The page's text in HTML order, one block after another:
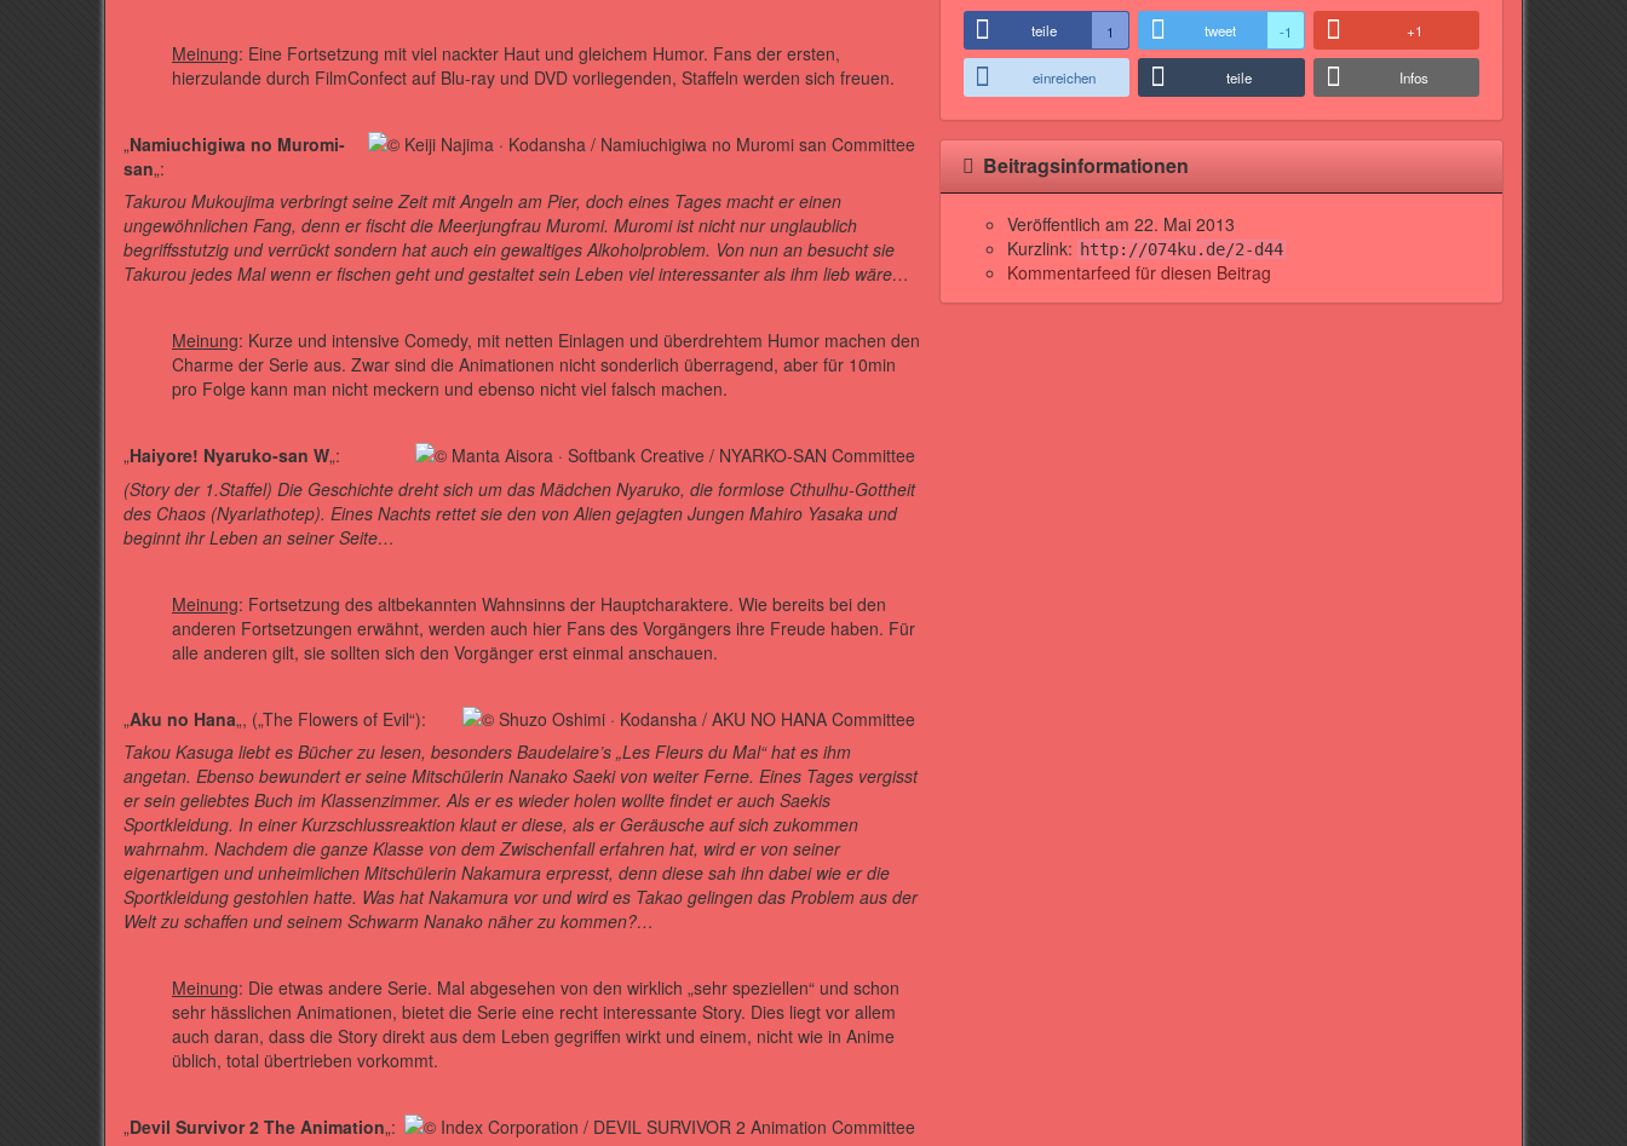
Meinung: Eine Fortsetzung mit viel nackter Haut und gleichem Humor. Fans der ersten,
hierzulande durch FilmConfect auf Blu-ray und DVD vorliegenden, Staffeln werden sich freuen.
„Namiuchigiwa no Muromi-
san„:
Takurou Mukoujima verbringt seine Zeit mit Angeln am Pier, doch eines Tages macht er einen
ungewöhnlichen Fang, denn er fischt die Meerjungfrau Muromi. Muromi ist nicht nur unglaublich
begriffsstutzig und verrückt sondern hat auch ein gewaltiges Alkoholproblem. Von nun an besucht sie
Takurou jedes Mal wenn er fischen geht und gestaltet sein Leben viel interessanter als ihm lieb wäre…
Meinung: Kurze und intensive Comedy, mit netten Einlagen und überdrehtem Humor machen den
Charme der Serie aus. Zwar sind die Animationen nicht sonderlich überragend, aber für 10min
pro Folge kann man nicht meckern und ebenso nicht viel falsch machen.
„Haiyore! Nyaruko-san W„:
(Story der 1.Staffel) Die Geschichte dreht sich um das Mädchen Nyaruko, die formlose Cthulhu-Gottheit
des Chaos (Nyarlathotep). Eines Nachts rettet sie den von Alien gejagten Jungen Mahiro Yasaka und
beginnt ihr Leben an seiner Seite…
Meinung: Fortsetzung des altbekannten Wahnsinns der Hauptcharaktere. Wie bereits bei den
anderen Fortsetzungen erwähnt, werden auch hier Fans des Vorgängers ihre Freude haben. Für
alle anderen gilt, sie sollten sich den Vorgänger erst einmal anschauen.
„Aku no Hana„, („The Flowers of Evil“):
Takou Kasuga liebt es Bücher zu lesen, besonders Baudelaire’s „Les Fleurs du Mal“ hat es ihm
angetan. Ebenso bewundert er seine Mitschülerin Nanako Saeki von weiter Ferne. Eines Tages vergisst
er sein geliebtes Buch im Klassenzimmer. Als er es wieder holen wollte findet er auch Saekis
Sportkleidung. In einer Kurzschlussreaktion klaut er diese, als er Geräusche auf sich zukommen
wahrnahm. Nachdem die ganze Klasse von dem Zwischenfall erfahren hat, wird er von seiner
eigenartigen und unheimlichen Mitschülerin Nakamura erpresst, denn diese sah ihn dabei wie er die
Sportkleidung gestohlen hatte. Was hat Nakamura vor und wird es Takao gelingen das Problem aus der
Welt zu schaffen und seinem Schwarm Nanako näher zu kommen?…
Meinung: Die etwas andere Serie. Mal abgesehen von den wirklich „sehr speziellen“ und schon
sehr hässlichen Animationen, bietet die Serie eine recht interessante Story. Dies liegt vor allem
auch daran, dass die Story direkt aus dem Leben gegriffen wirkt und einem, nicht wie in Anime
üblich, total übertrieben vorkommt.
„Devil Survivor 2 The Animation„:
teile 1 tweet -1 +1
einreichen teile Infos
Beitragsinformationen
Veröffentlich am 22. Mai 2013
Kurzlink: http://074ku.de/2-d44
Kommentarfeed für diesen Beitrag